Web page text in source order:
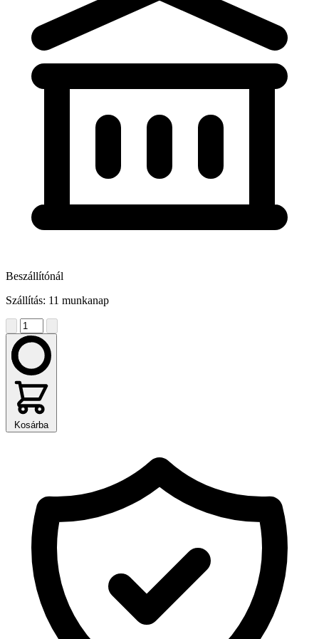
Beszállítónál
Szállítás: 11 munkanap
Kosárba